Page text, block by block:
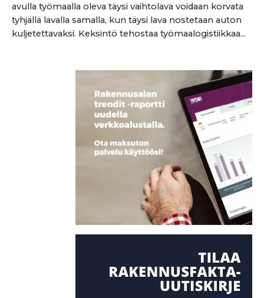
avulla työmaalla oleva täysi vaihtolava voidaan korvata
tyhjällä lavalla samalla, kun täysi lava nostetaan auton
kuljetettavaksi. Keksintö tehostaa työmaalogistiikkaa...